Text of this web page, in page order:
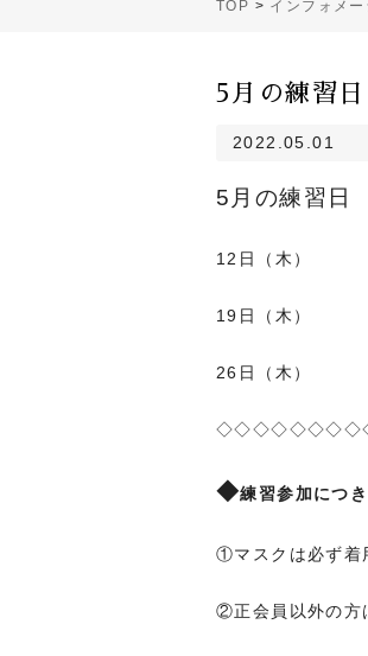
TOP > インフォメー
5月の練習日
2022.05.01
5月の練習日
12日（木）
19日（木）
26日（木）
◆練習参加につ
①マスクは必ず着
②正会員以外の方